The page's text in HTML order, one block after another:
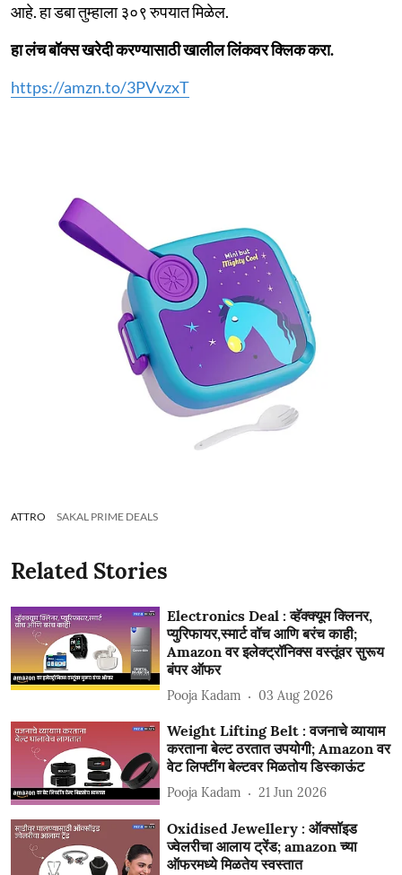
आहे. हा डबा तुम्हाला ३०९ रुपयात मिळेल.
हा लंच बॉक्स खरेदी करण्यासाठी खालील लिंकवर क्लिक करा.
https://amzn.to/3PVvzxT
ATTRO SAKAL PRIME DEALS
Related Stories
Electronics Deal : व्हॅक्क्यूम क्लिनर,
प्युरिफायर,स्मार्ट वॉच आणि बरंच काही;
Amazon वर इलेक्ट्रॉनिक्स वस्तूंवर सुरूय
बंपर ऑफर
Pooja Kadam 03 Aug 2026
Weight Lifting Belt : वजनाचे व्यायाम
करताना बेल्ट ठरतात उपयोगी; Amazon वर
वेट लिफ्टींग बेल्टवर मिळतोय डिस्काऊंट
Pooja Kadam 21 Jun 2026
Oxidised Jewellery : ऑक्सॉइड
ज्वेलरीचा आलाय ट्रेंड; amazon च्या
ऑफरमध्ये मिळतेय स्वस्तात